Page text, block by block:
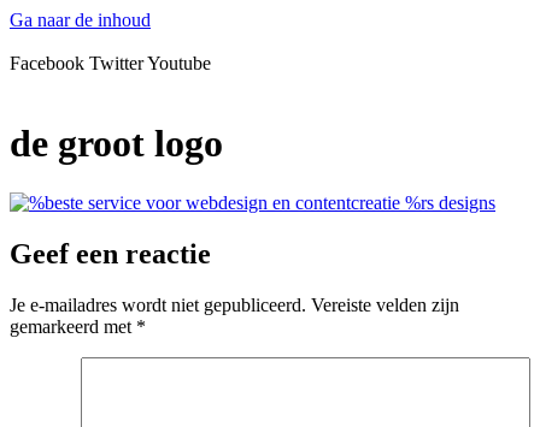
Ga naar de inhoud
Facebook TwitterYoutube
de groot logo
Geef een reactie
Je e-mailadres wordt niet gepubliceerd. Vereiste velden zijn
gemarkeerd met *